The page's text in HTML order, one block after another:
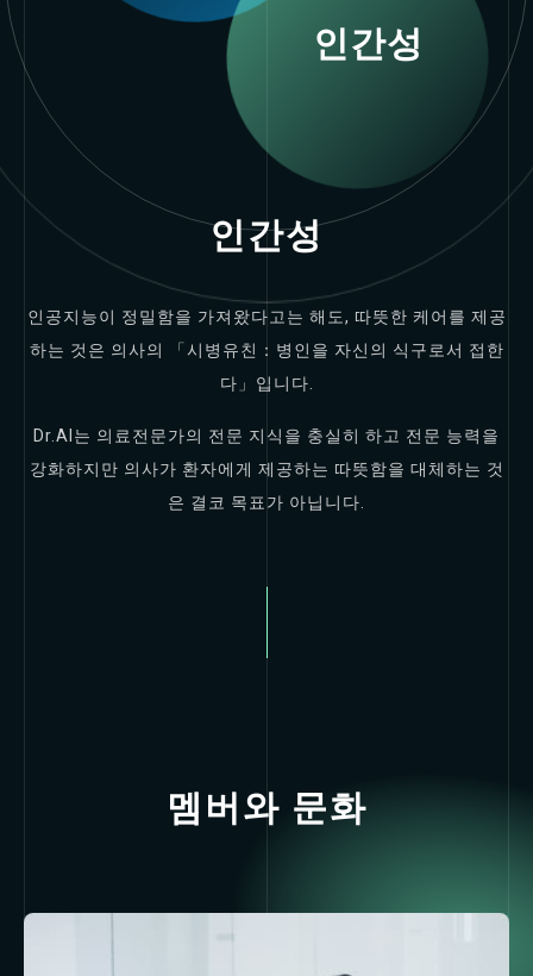
인간성
인간성
인공지능이 정밀함을 가져왔다고는 해도, 따뜻한 케어를 제공
하는 것은 의사의 「시병유친：병인을 자신의 식구로서 접한
다」입니다.
Dr.AI는 의료전문가의 전문 지식을 충실히 하고 전문 능력을
강화하지만 의사가 환자에게 제공하는 따뜻함을 대체하는 것
은 결코 목표가 아닙니다.
멤버와 문화